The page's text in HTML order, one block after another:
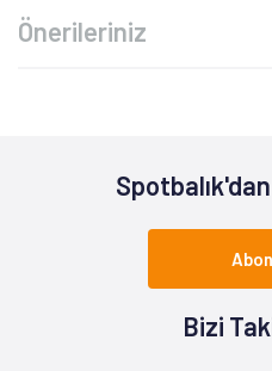
Önerileriniz
Bizi